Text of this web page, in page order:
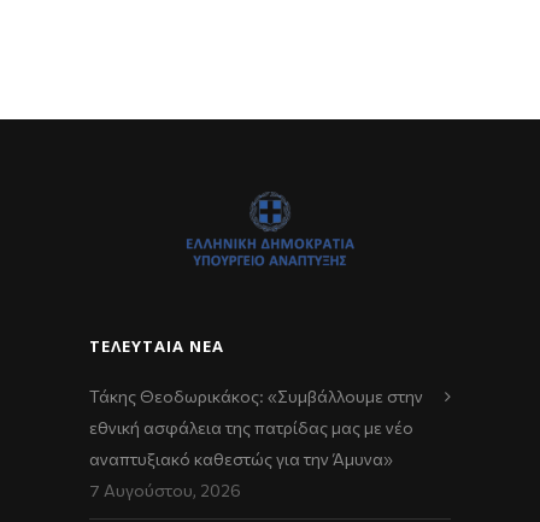
ΤΕΛΕΥΤΑΊΑ ΝΈΑ
Τάκης Θεοδωρικάκος: «Συμβάλλουμε στην
εθνική ασφάλεια της πατρίδας μας με νέο
αναπτυξιακό καθεστώς για την Άμυνα»
7 Αυγούστου, 2026